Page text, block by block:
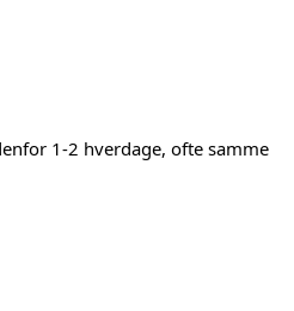
1-2 hverdage, ofte samme